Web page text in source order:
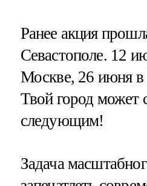
Ранее акция
Севастополе. 12
Москве, 26 июня в
Твой город может
следующим!
Задача